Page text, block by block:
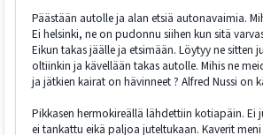
Päästään autolle ja alan etsiä autonavaimia.
Ei helsinki, ne on pudonnu siihen kun sitä
Eikun takas jäälle ja etsimään. Löytyy ne sitten
oltiinkin ja kävellään takas autolle. Mihis ne
ja jätkien kairat on hävinneet ? Alfred Nussi on
Pikkasen hermokireällä lähdettiin kotiapäin. Ei
ei tankattu eikä paljoa juteltukaan. Kaverit